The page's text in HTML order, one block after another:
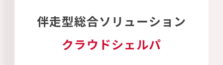
伴走型総合ソリューション
クラウドシェルパ